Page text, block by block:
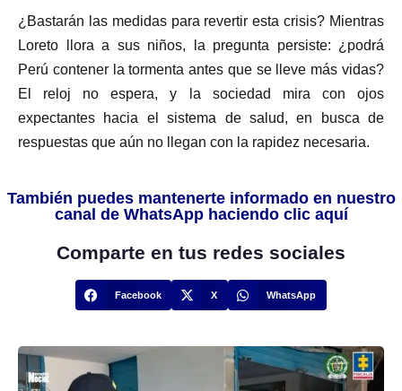
¿Bastarán las medidas para revertir esta crisis? Mientras
Loreto llora a sus niños, la pregunta persiste: ¿podrá
Perú contener la tormenta antes que se lleve más vidas?
El reloj no espera, y la sociedad mira con ojos
expectantes hacia el sistema de salud, en busca de
respuestas que aún no llegan con la rapidez necesaria.
También puedes mantenerte informado en nuestro
canal de WhatsApp haciendo clic aquí
Comparte en tus redes sociales
Facebook X WhatsApp